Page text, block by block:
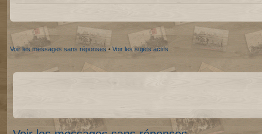
Voir les messages sans réponses • Voir les sujets actifs